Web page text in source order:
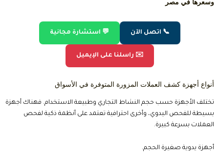
وسعرها في مصر
📞 اتصل الآن 💬 استشارة مجانية
✉️ راسلنا على الإيميل
أنواع أجهزة كشف العملات المزورة المتوفرة في الأسواق
تختلف الأجهزة حسب حجم النشاط التجاري وطبيعة الاستخدام. فهناك أجهزة
بسيطة للفحص اليدوي، وأخرى احترافية تعتمد على أنظمة ذكية لفحص
العملات بسرعة كبيرة.
أجهزة يدوية صغيرة الحجم.